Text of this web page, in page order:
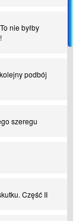
nie byłby
podbój
szeregu
Część II